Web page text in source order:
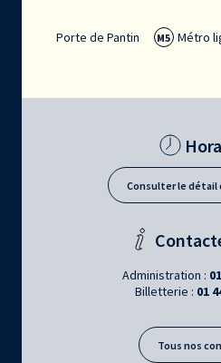
Porte de Pantin M5 Métro
Consulter le détail
Administration :
Billetterie : 01
Tous nos